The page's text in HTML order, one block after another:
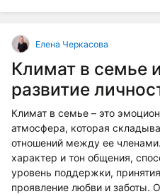
Елена Черкасова
Климат в семье
развитие
Климат в семье – это
атмосфера, которая
отношений между ее
характер и тон общения,
уровень поддержки,
проявление любви и заботы.